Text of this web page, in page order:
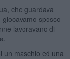
che guardava
giocavamo spesso
lavoravano di
un maschio ed una